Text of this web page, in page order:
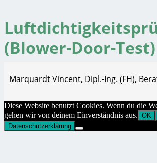
(Blower-Door-Test)
Marquardt Vincent, Dipl.-Ing. (FH),
Diese Website benutzt Cookies. Wenn du die
gehen wir von deinem Einverständnis aus. OK
Datenschutzerklärung